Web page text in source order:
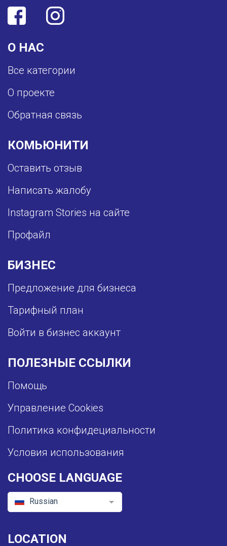
О НАС
Все категории
О проекте
Обратная связь
КОМЬЮНИТИ
Оставить отзыв
Написать жалобу
Instagram Stories на сайте
Профайл
БИЗНЕС
Предложение для бизнеса
Тарифный план
Войти в бизнес аккаунт
ПОЛЕЗНЫЕ ССЫЛКИ
Помощь
Управление Cookies
Политика конфидециальности
Условия использования
CHOOSE LANGUAGE
Russian
LOCATION